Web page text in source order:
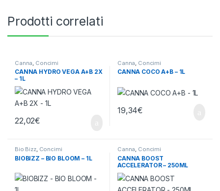
Prodotti correlati
Canna Concimi
CANNA HYDRO VEGA A+B 2X
– 1L
22,02€
Canna Concimi
CANNA COCO A+B – 1L
19,34€
Bio Bizz, Concimi
BIOBIZZ – BIO BLOOM – 1L
Canna, Concimi
CANNA BOOST
ACCELERATOR – 250ML